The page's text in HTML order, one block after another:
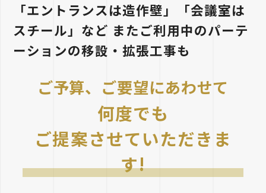
「エントランスは造作壁」「会議室は
スチール」など またご利用中のパーテ
ーションの移設・拡張工事も
ご予算、ご要望にあわせて
何度でも
ご提案させていただきま
す!